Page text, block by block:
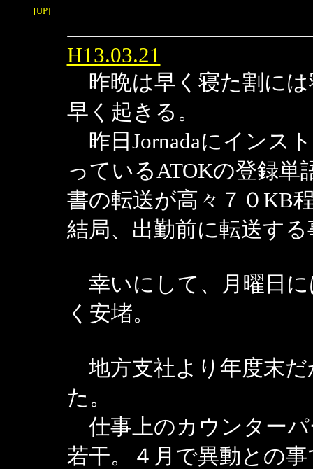
[UP]
H13.03.21
昨晩は早く寝た割に
早く起きる。
昨日Jornadaにインス
っているATOKの登録
書の転送が高々７０KB
結局、出勤前に転送す
幸いにして、月曜日
く安堵。
地方支社より年度末
た。
仕事上のカウンター
若干。４月で異動との